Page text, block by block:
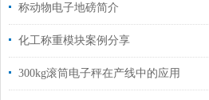
称动物电子地磅简介
化工称重模块案例分享
300kg滚筒电子秤在产线中的应用